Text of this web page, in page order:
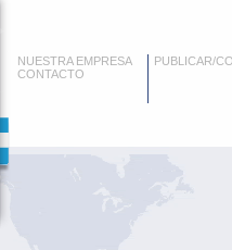
NUESTRA EMPRESA
CONTACTO
PUBLICAR/